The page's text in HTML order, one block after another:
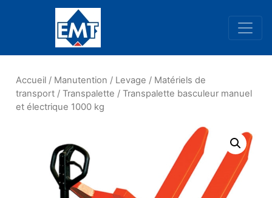
Navigation principale
Accueil / Manutention / Levage / Matériels de
transport /Transpalette / Transpalette basculeur manuel
et électrique 1000 kg